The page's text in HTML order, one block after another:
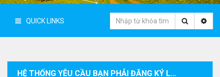
QUICK LINKS
HỆ THỐNG YÊU CẦU BẠN PHẢI ĐĂNG KÝ LÀM THÀNH VIÊN VÀ ĐĂNG NHẬP VÀO HỆ THỐNG ĐỂ XEM THÔNG TIN CÁ NHÂN CỦA THÀNH VIÊN.